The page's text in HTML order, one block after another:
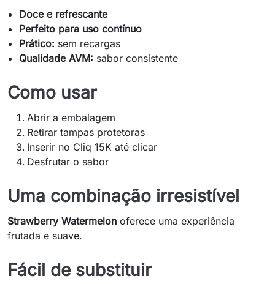
Doce e refrescante
Perfeito para uso contínuo
Prático: sem recargas
Qualidade AVM: sabor consistente
Como usar
Abrir a embalagem
Retirar tampas protetoras
Inserir no Cliq 15K até clicar
Desfrutar o sabor
Uma combinação irresistível
Strawberry Watermelon oferece uma experiência
frutada e suave.
Fácil de substituir